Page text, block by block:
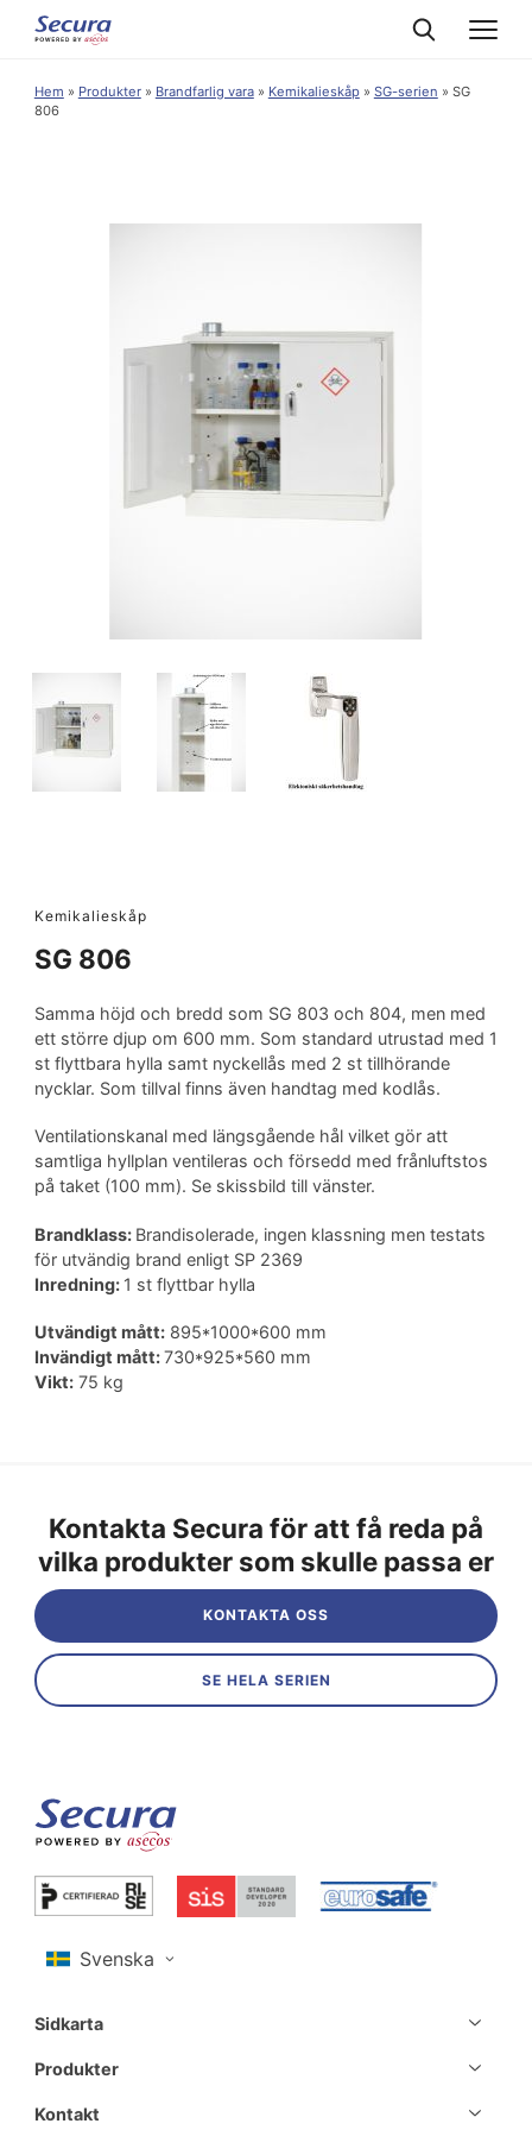
Hem » Produkter» Brandfarlig vara» Kemikalieskåp» SG-serien » SG
806
Kemikalieskåp
SG 806
Samma höjd och bredd som SG 803 och 804, men med
ett större djup om 600 mm. Som standard utrustad med 1
st flyttbara hylla samt nyckellås med 2 st tillhörande
nycklar. Som tillval finns även handtag med kodlås.
Ventilationskanal med längsgående hål vilket gör att
samtliga hyllplan ventileras och försedd med frånluftstos
på taket (100 mm). Se skissbild till vänster.
Brandklass: Brandisolerade, ingen klassning men testats
för utvändig brand enligt SP 2369
Inredning: 1 st flyttbar hylla
Utvändigt mått:895*1000*600 mm
Invändigt mått:730*925*560 mm
Vikt:75 kg
Kontakta Secura för att få reda på
vilka produkter som skulle passa er
KONTAKTA OSS
SE HELA SERIEN
Sidkarta
Produkter
Kontakt